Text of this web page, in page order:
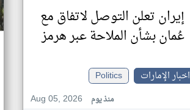
إيران تعلن التوصل لاتفاق مع
عُمان بشأن الملاحة عبر هرمز
اخبار الإمارات
Politics
Aug 05, 2026
منذ يوم